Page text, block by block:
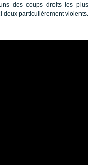
des coups droits les plus
deux particulièrement violents.